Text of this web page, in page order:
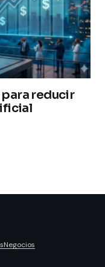
reducir
Negocios